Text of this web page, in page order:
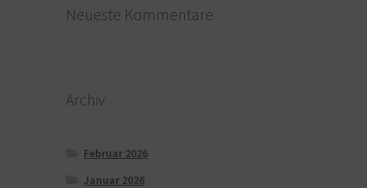
Neueste Kommentare
Archiv
Februar 2026
Januar 2026